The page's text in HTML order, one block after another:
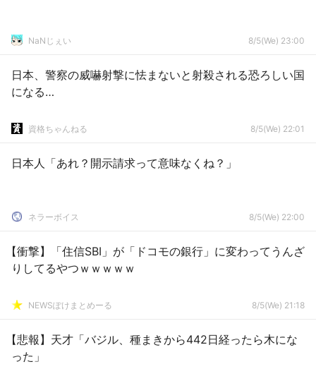
NaNじぇい 8/5(We) 23:00
日本、警察の威嚇射撃に怯まないと射殺される恐ろしい国
になる…
資格ちゃんねる 8/5(We) 22:01
日本人「あれ？開示請求って意味なくね？」
ネラーボイス 8/5(We) 22:00
【衝撃】「住信SBI」が「ドコモの銀行」に変わってうんざ
りしてるやつｗｗｗｗｗ
NEWSぽけまとめーる 8/5(We) 21:18
【悲報】天才「バジル、種まきから442日経ったら木にな
った」